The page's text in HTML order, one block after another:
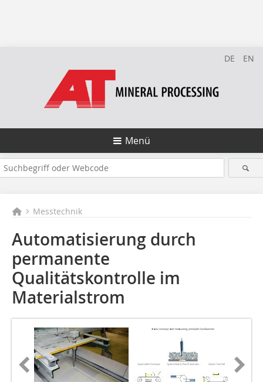
DE EN
Menü
Messtechnik
Automatisierung durch
permanente
Qualitätskontrolle im
Materialstrom